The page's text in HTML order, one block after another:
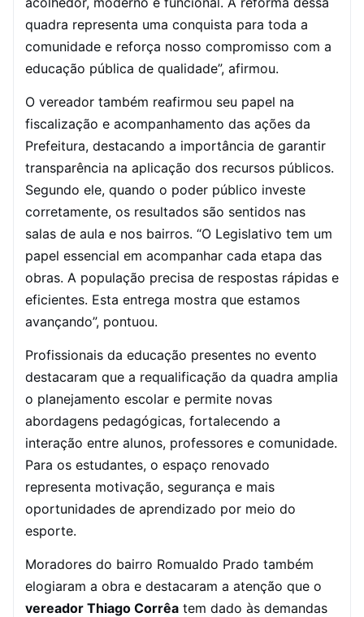
quadra representa uma conquista para toda a
comunidade e reforça nosso compromisso com a
educação pública de qualidade”, afirmou.
O vereador também reafirmou seu papel na
fiscalização e acompanhamento das ações da
Prefeitura, destacando a importância de garantir
transparência na aplicação dos recursos públicos.
Segundo ele, quando o poder público investe
corretamente, os resultados são sentidos nas
salas de aula e nos bairros. “O Legislativo tem um
papel essencial em acompanhar cada etapa das
obras. A população precisa de respostas rápidas e
eficientes. Esta entrega mostra que estamos
avançando”, pontuou.
Profissionais da educação presentes no evento
destacaram que a requalificação da quadra amplia
o planejamento escolar e permite novas
abordagens pedagógicas, fortalecendo a
interação entre alunos, professores e comunidade.
Para os estudantes, o espaço renovado
representa motivação, segurança e mais
oportunidades de aprendizado por meio do
esporte.
Moradores do bairro Romualdo Prado também
elogiaram a obra e destacaram a atenção que o
vereador Thiago Corrêa tem dado às demandas